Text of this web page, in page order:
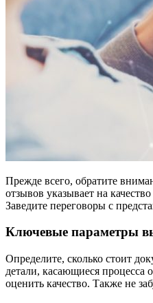
Прежде всего, обратите
отзывов указывает на
Заведите переговоры с
Ключевые параметры
Определите, сколько стоит
детали, касающиеся процесса
оценить качество. Также не